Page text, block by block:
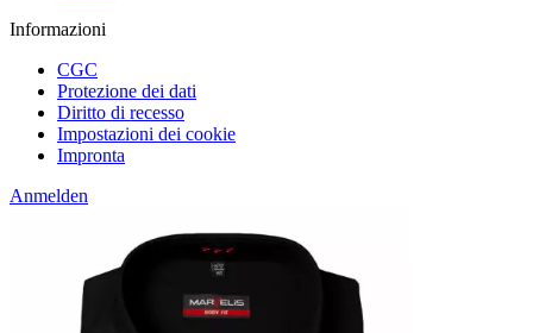
Informazioni
CGC
Protezione dei dati
Diritto di recesso
Impostazioni dei cookie
Impronta
Anmelden